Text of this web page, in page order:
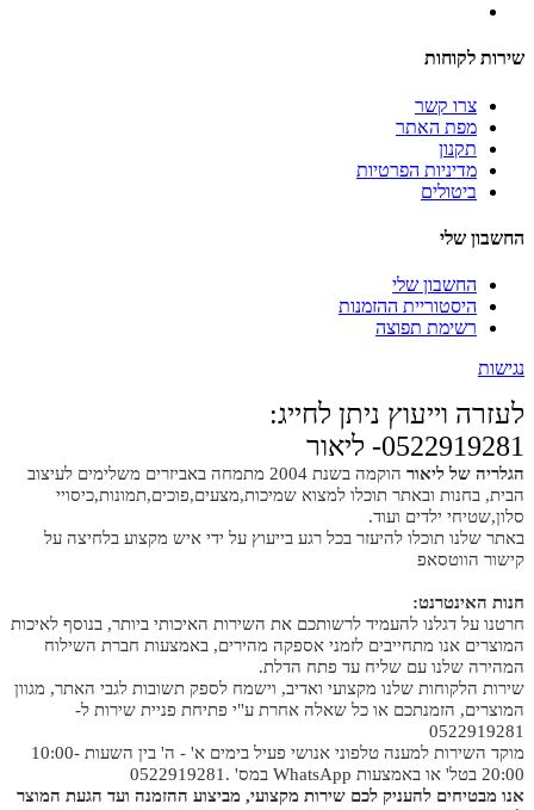
שירות לקוחות
צרו קשר
מפת האתר
תקנון
מדיניות הפרטיות
ביטולים
החשבון שלי
החשבון שלי
היסטוריית ההזמנות
רשימת תפוצה
נגישות
לעזרה וייעוץ ניתן לחייג:
0522919281- ליאור
הגלריה של ליאור
הוקמה בשנת 2004 מתמחה באביזרים משלימים לעיצוב
הבית, בחנות ובאתר תוכלו למצוא שמיכות,מצעים,פוכים,תמונות,כיסויי
סלון,שטיחי ילדים ועוד.
באתר שלנו תוכלו להיעזר בכל רגע בייעוץ על ידי איש מקצוע בלחיצה על
קישור הווטסאפ
חנות האינטרנט:
חרטנו על דגלנו להעמיד לרשותכם את השירות האיכותי ביותר, בנוסף לאיכות
המוצרים אנו מתחייבים לזמני אספקה מהירים, באמצעות חברת השילוח
המהירה שלנו עם שליח עד פתח הדלת.
שירות הלקוחות שלנו מקצועי ואדיב, וישמח לספק תשובות לגבי האתר, מגוון
המוצרים, הזמנתכם או כל שאלה אחרת ע"י פתיחת פניית שירות ל-
0522919281
מוקד השירות למענה טלפוני אנושי פעיל בימים א' - ה' בין השעות 10:00-
20:00 בטל' או באמצעות WhatsApp במס' .0522919281
אנו מבטיחים להעניק לכם שירות מקצועי, מביצוע ההזמנה ועד הגעת המוצר